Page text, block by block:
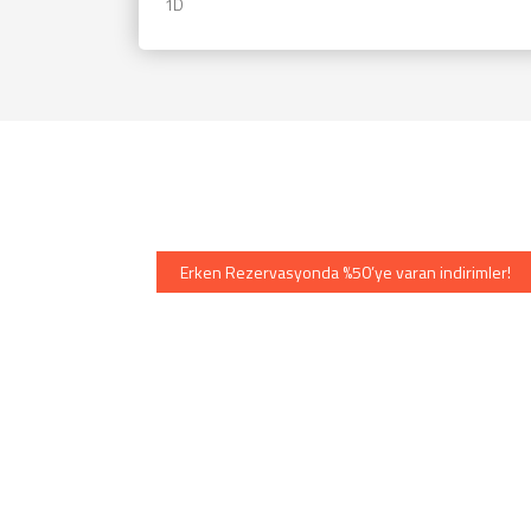
1D
Erken Rezervasyonda %50’ye varan indirimler!